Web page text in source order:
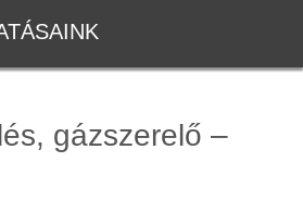
gázszerelő –